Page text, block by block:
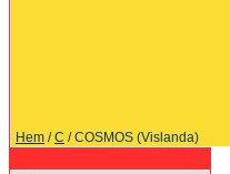
Hem /C / COSMOS (Vislanda)